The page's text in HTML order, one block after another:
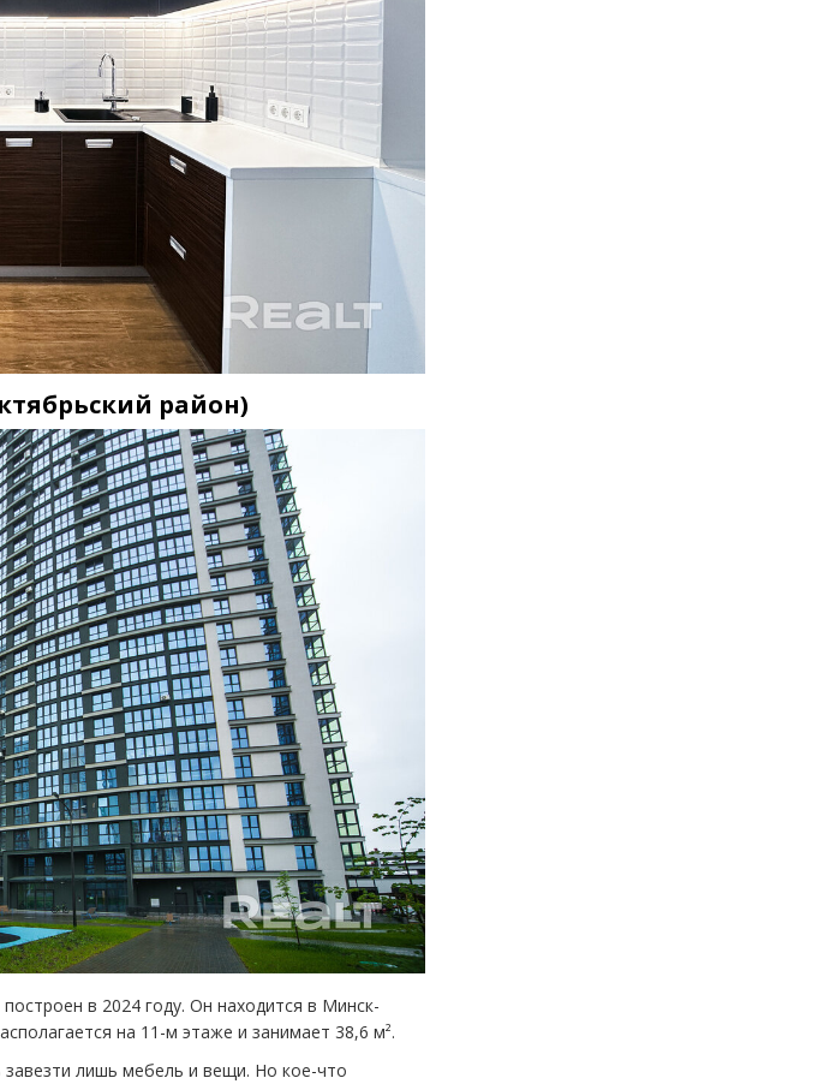
район)
в 2024 году. Он находится в Минск-
на 11-м этаже и занимает 38,6 м².
лишь мебель и вещи. Но кое-что